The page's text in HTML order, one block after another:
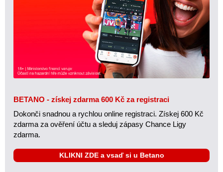
BETANO - získej zdarma 600 Kč za registraci
Dokonči snadnou a rychlou online registraci. Získej 600 Kč
zdarma za ověření účtu a sleduj zápasy Chance Ligy
zdarma.
KLIKNI ZDE a vsaď si u Betano